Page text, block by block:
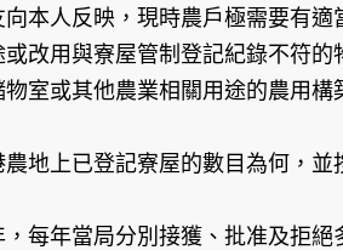
人反映，現時農戶極需要有適
改用與寮屋管制登記紀錄不符
室或其他農業相關用途的農用構
農地上已登記寮屋的數目為何，
，每年當局分別接獲、批准及拒